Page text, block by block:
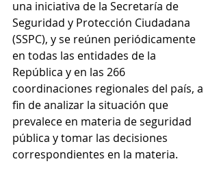
una iniciativa de la Secretaría de
Seguridad y Protección Ciudadana
(SSPC), y se reúnen periódicamente
en todas las entidades de la
República y en las 266
coordinaciones regionales del país, a
fin de analizar la situación que
prevalece en materia de seguridad
pública y tomar las decisiones
correspondientes en la materia.